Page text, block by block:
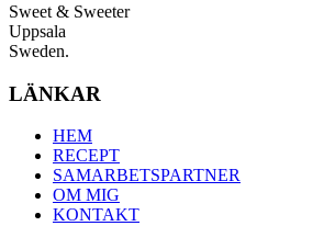
Sweet & Sweeter
Uppsala
Sweden.
LÄNKAR
HEM
RECEPT
SAMARBETSPARTNER
OM MIG
KONTAKT